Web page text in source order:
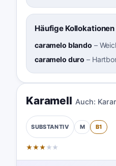
Häufige Kollokationen
caramelo blando –
caramelo duro –
Karamell Auch:
SUBSTANTIV M B1
★★★ ★ ★